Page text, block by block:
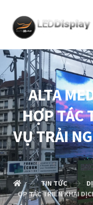
ALTA
HỢP TÁC
VỤ TRẢI
TIN TỨC
ỢP TÁC TRIỂN KHAI